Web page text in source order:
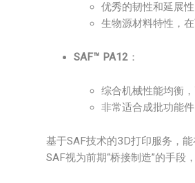
优秀的韧性和延展
生物源材料特性，
SAF™ PA12 ：
综合机械性能均衡
非常适合成批功能
基于SAF技术的3D打印服务，能
SAF视为前期“桥接制造”的手段